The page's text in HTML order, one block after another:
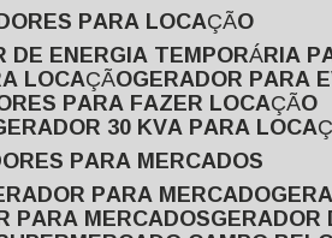
PARA LOCAÇÃO
DE ENERGIA TEMPORÁRIA
LOCAÇÃO GERADOR
PARA FAZER LOCAÇÃO
GERADOR 30 KVA PARA
PARA MERCADOS
PARA MERCADO
PARA MERCADOS